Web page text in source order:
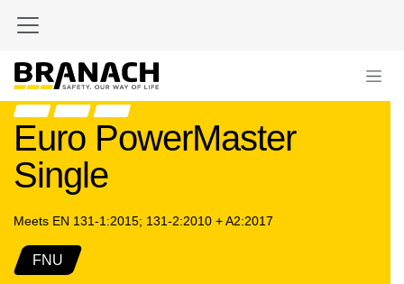
Euro PowerMaster
Single
Meets EN 131-1:2015; 131-2:2010 + A2:2017
FNU